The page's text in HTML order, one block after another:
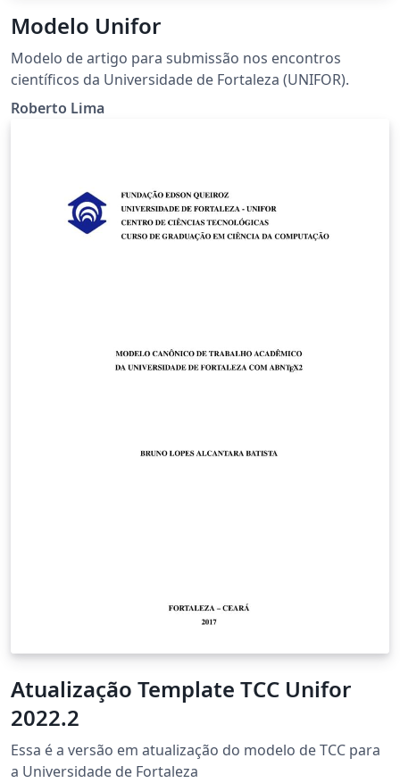
Modelo Unifor
Modelo de artigo para submissão nos encontros
científicos da Universidade de Fortaleza (UNIFOR).
Roberto Lima
Atualização Template TCC Unifor
2022.2
Essa é a versão em atualização do modelo de TCC para
a Universidade de Fortaleza